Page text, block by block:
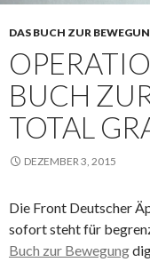
DAS BUCH ZUR
BUCH
TOTAL
DEZEMBER 3, 2015
Die Front Deutscher
sofort steht für
Buch zur Bewegung